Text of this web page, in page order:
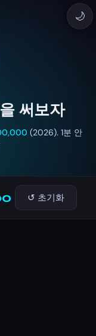
🌙
써보자
(2026). 1분 안
↺ 초기화